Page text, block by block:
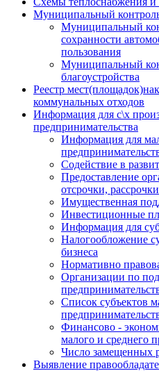
Муниципальный
Муниципальный
сохранности
пользования
Муниципальный
благоустройства
Реестр
коммунальных отходов
Информация для с\х
предпринимательства
Информация для
Содействие в
Предоставление
отсрочки, рассрочки
Имущественная
Инвестиционные
Информация для
Налогообложение
бизнеса
Нормативно
Организации по
Список субъектов
Финансово -
малого и среднего
Число замещенных
Выявление